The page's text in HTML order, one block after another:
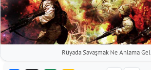
Rüyada Savaşmak Ne Anlama